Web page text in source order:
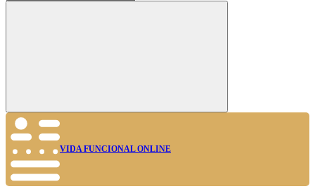
Buscar
VIDA FUNCIONAL ONLINE